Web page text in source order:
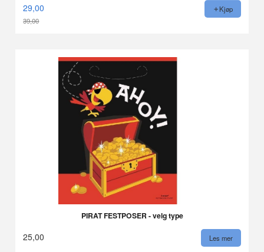
29,00
39,00
Kjøp
PIRAT FESTPOSER - velg type
25,00 Les mer